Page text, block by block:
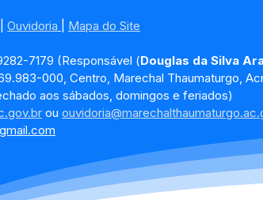
Ouvidoria Mapa do Site
7179 (Responsável (Douglas da Silva
000, Centro, Marechal Thaumaturgo,
aos sábados, domingos e feriados)
ou